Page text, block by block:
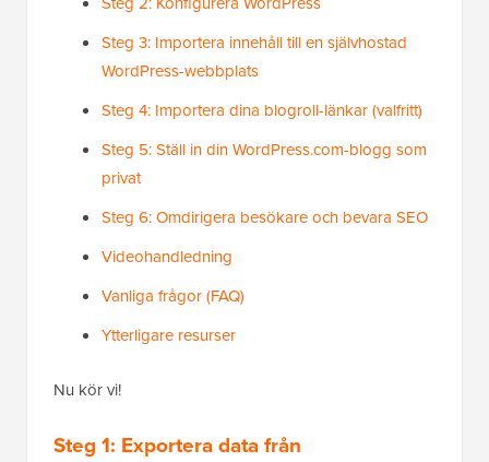
Steg 3: Importera innehåll till en självhostad
WordPress-webbplats
Steg 4: Importera dina blogroll-länkar (valfritt)
Steg 5: Ställ in din WordPress.com-blogg som
privat
Steg 6: Omdirigera besökare och bevara SEO
Videohandledning
Vanliga frågor (FAQ)
Ytterligare resurser
Nu kör vi!
Steg 1: Exportera data från